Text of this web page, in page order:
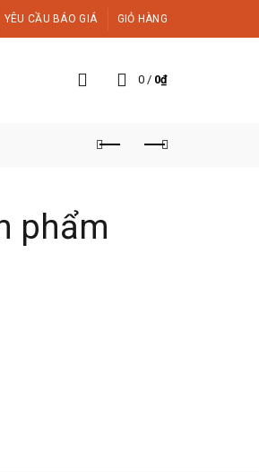
YÊU CẦU BÁO GIÁ GIỎ HÀNG
0 / 0₫
phẩm